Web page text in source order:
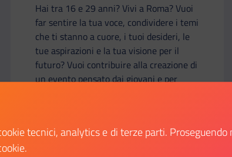
Hai tra 16 e 29 anni? Vivi a Roma? Vuoi
far sentire la tua voce, condividere i temi
che ti stanno a cuore, i tuoi desideri, le
tue aspirazioni e la tua visione per il
futuro? Vuoi contribuire alla creazione di
un evento pensato dai giovani e per
tecnici, analytics e di terze parti.